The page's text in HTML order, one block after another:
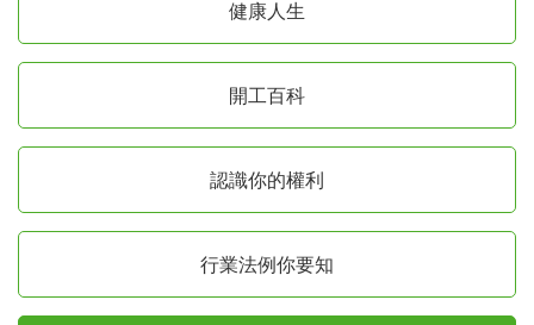
健康人生
開工百科
認識你的權利
行業法例你要知